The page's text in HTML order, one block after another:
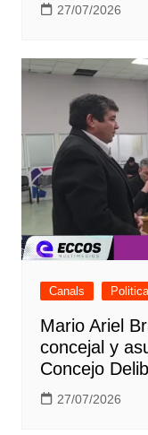
27/07/2026
Canals Politica
Mario Ariel
concejal y
Concejo
27/07/2026